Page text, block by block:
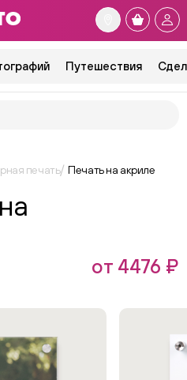
Путешествия
печать Печать на акриле
от 4476 ₽